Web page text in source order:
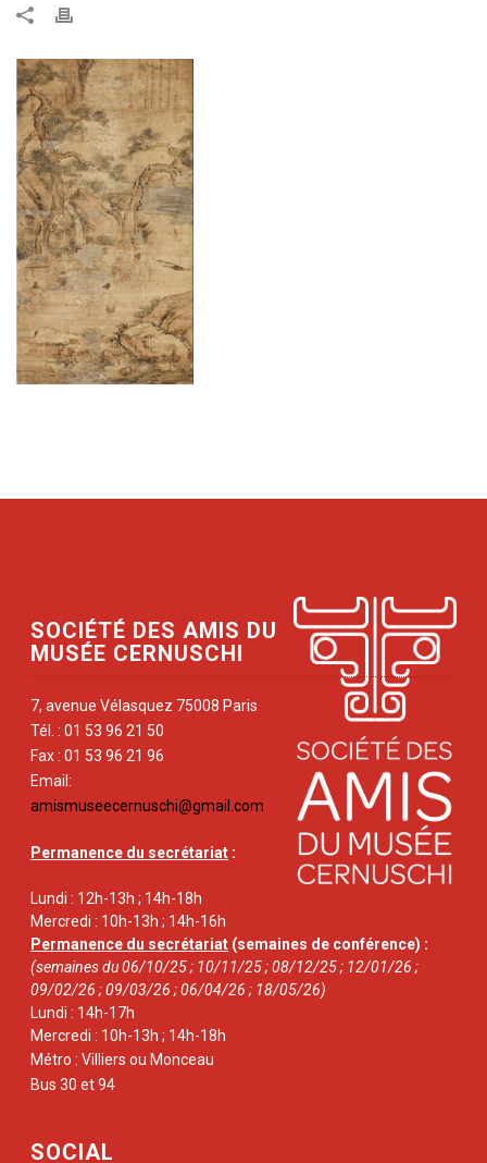
SOCIÉTÉ DES AMIS DU
MUSÉE CERNUSCHI
7, avenue Vélasquez 75008 Paris
Tél. : 01 53 96 21 50
Fax : 01 53 96 21 96
Email:
amismuseecernuschi@gmail.com
Permanence du secrétariat :
Lundi : 12h-13h ; 14h-18h
Mercredi : 10h-13h ; 14h-16h
Permanence du secrétariat (semaines de conférence) :
(semaines du 06/10/25 ; 10/11/25 ; 08/12/25 ; 12/01/26 ;
09/02/26 ; 09/03/26 ; 06/04/26 ; 18/05/26)
Lundi : 14h-17h
Mercredi : 10h-13h ; 14h-18h
Métro : Villiers ou Monceau
Bus 30 et 94
SOCIAL